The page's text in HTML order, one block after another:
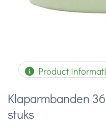
Product
Klaparmbanden
stuks